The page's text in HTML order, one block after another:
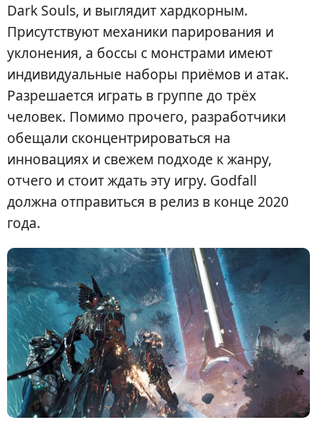
Dark Souls, и выглядит хардкорным.
Присутствуют механики парирования и
уклонения, а боссы с монстрами имеют
индивидуальные наборы приёмов и атак.
Разрешается играть в группе до трёх
человек. Помимо прочего, разработчики
обещали сконцентрироваться на
инновациях и свежем подходе к жанру,
отчего и стоит ждать эту игру. Godfall
должна отправиться в релиз в конце 2020
года.